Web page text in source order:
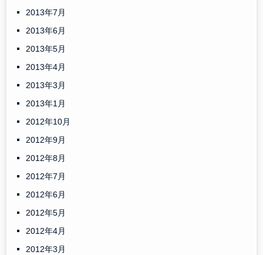
2013年7月
2013年6月
2013年5月
2013年4月
2013年3月
2013年1月
2012年10月
2012年9月
2012年8月
2012年7月
2012年6月
2012年5月
2012年4月
2012年3月